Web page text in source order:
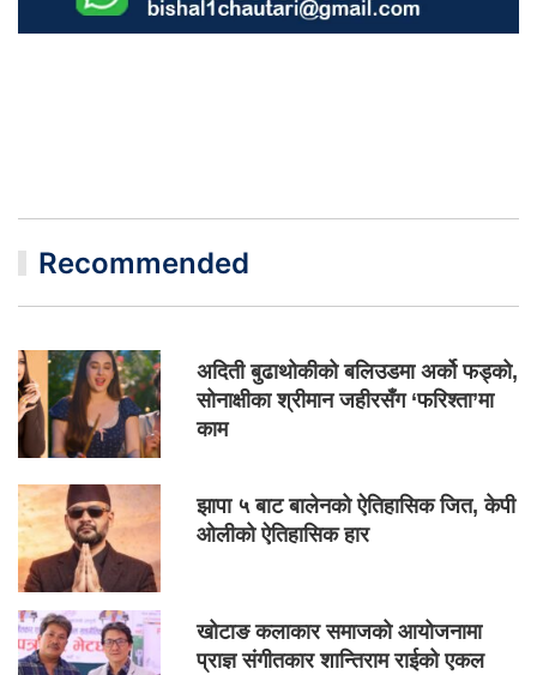
Recommended
अदिती बुढाथोकीको बलिउडमा अर्को फड्को,
सोनाक्षीका श्रीमान जहीरसँग ‘फरिश्ता’मा
काम
झापा ५ बाट बालेनको ऐतिहासिक जित, केपी
ओलीको ऐतिहासिक हार
खोटाङ कलाकार समाजको आयोजनामा
प्राज्ञ संगीतकार शान्तिराम राईको एकल